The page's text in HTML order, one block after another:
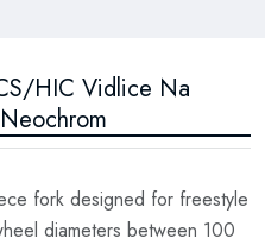
HIC Vidlice Na
fork designed for freestyle
diameters between 100